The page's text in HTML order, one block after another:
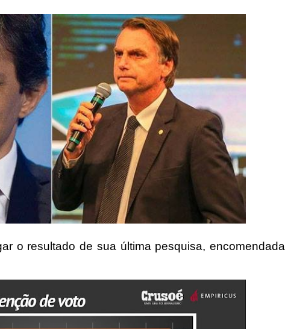
o resultado de sua última pesquisa, encomendada